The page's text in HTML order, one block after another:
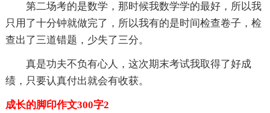
第二场考的是数学，那时候我数学学的最好，所以我
只用了十分钟就做完了，所以我有的是时间检查卷子，检
查出了三道错题，少失了三分。
真是功夫不负有心人，这次期末考试我取得了好成
绩，只要认真付出就会有收获。
成长的脚印作文300字2